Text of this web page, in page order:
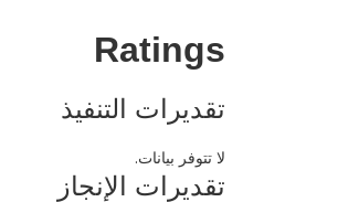
Ratings
تقديرات التنفيذ
لا تتوفر بيانات.
تقديرات الإنجاز